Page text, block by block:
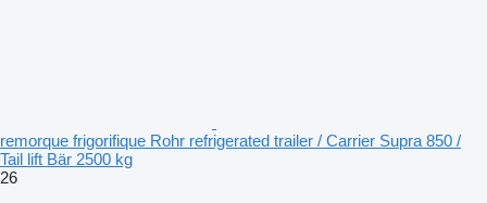
remorque frigorifique Rohr refrigerated trailer / Carrier Supra 850 /
Tail lift Bär 2500 kg
26